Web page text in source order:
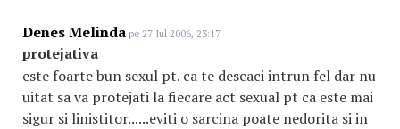
Denes Melinda pe 27 Iul 2006, 23:17
protejativa
este foarte bun sexul pt. ca te descaci intrun fel dar nu
uitat sa va protejati la fiecare act sexual pt ca este mai
sigur si linistitor......eviti o sarcina poate nedorita si in